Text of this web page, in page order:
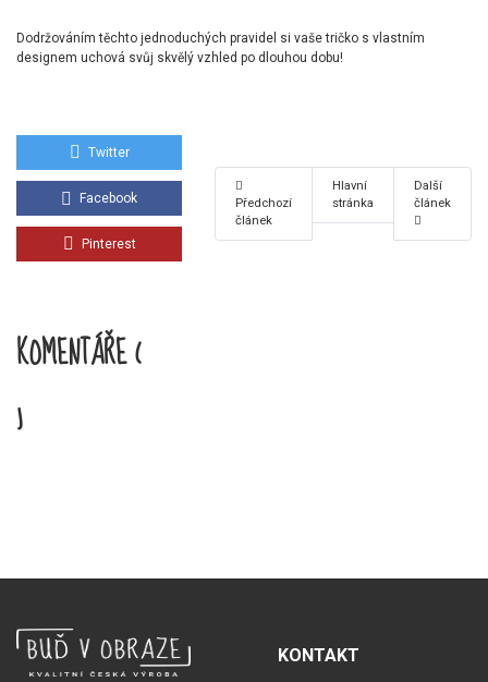
Dodržováním těchto jednoduchých pravidel si vaše tričko s vlastním
designem uchová svůj skvělý vzhled po dlouhou dobu!
Twitter
Facebook
Pinterest
Předchozí
článek
Hlavní
stránka
Další
článek
KOMENTÁŘE (
)
KONTAKT